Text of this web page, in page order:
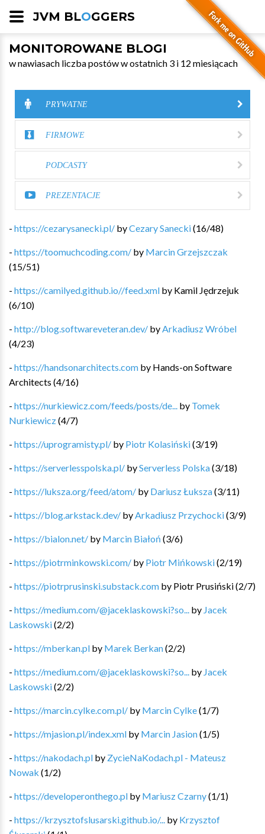
JVM BLOGGERS
MONITOROWANE BLOGI
w nawiasach liczba postów w ostatnich 3 i 12 miesiącach
PRYWATNE
FIRMOWE
PODCASTY
PREZENTACJE
- https://cezarysanecki.pl/ byCezary Sanecki(16/48)
- https://toomuchcoding.com/ by Marcin Grzejszczak
(15/51)
- https://camilyed.github.io//feed.xml by Kamil Jędrzejuk
(6/10)
- http://blog.softwareveteran.dev/ by Arkadiusz Wróbel
(4/23)
- https://handsonarchitects.com by Hands-on Software
Architects (4/16)
- https://nurkiewicz.com/feeds/posts/de... by Tomek
Nurkiewicz(4/7)
- https://uprogramisty.pl/ by Piotr Kolasiński(3/19)
- https://serverlesspolska.pl/ byServerless Polska(3/18)
- https://luksza.org/feed/atom/ by Dariusz Łuksza(3/11)
- https://blog.arkstack.dev/ by Arkadiusz Przychocki(3/9)
- https://bialon.net/ by Marcin Białoń (3/6)
- https://piotrminkowski.com/ by Piotr Mińkowski(2/19)
- https://piotrprusinski.substack.com by Piotr Prusiński(2/7)
- https://medium.com/@jaceklaskowski?so... by Jacek
Laskowski(2/2)
- https://mberkan.pl by Marek Berkan(2/2)
- https://medium.com/@jaceklaskowski?so... by Jacek
Laskowski(2/2)
- https://marcin.cylke.com.pl/ by Marcin Cylke(1/7)
- https://mjasion.pl/index.xml by Marcin Jasion(1/5)
- https://nakodach.pl by ZycieNaKodach.pl - Mateusz
Nowak (1/2)
- https://developeronthego.pl by Mariusz Czarny(1/1)
- https://krzysztofslusarski.github.io/... by Krzysztof